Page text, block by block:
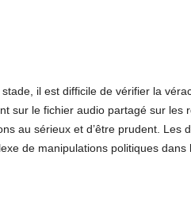
il est difficile de vérifier la
sur le fichier audio partagé sur les
au sérieux et d’être prudent. Les
de manipulations politiques dans